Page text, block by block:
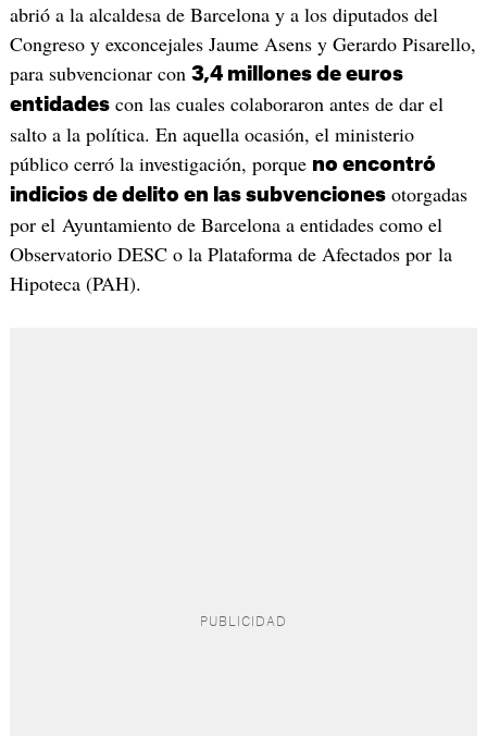
abrió a la alcaldesa de Barcelona y a los diputados del
Congreso y exconcejales Jaume Asens y Gerardo Pisarello,
para subvencionar con 3,4 millones de euros
entidadescon las cuales colaboraron antes de dar el
salto a la política. En aquella ocasión, el ministerio
público cerró la investigación, porque no encontró
indicios de delito en las subvencionesotorgadas
por el Ayuntamiento de Barcelona a entidades como el
Observatorio DESC o la Plataforma de Afectados por la
Hipoteca (PAH).